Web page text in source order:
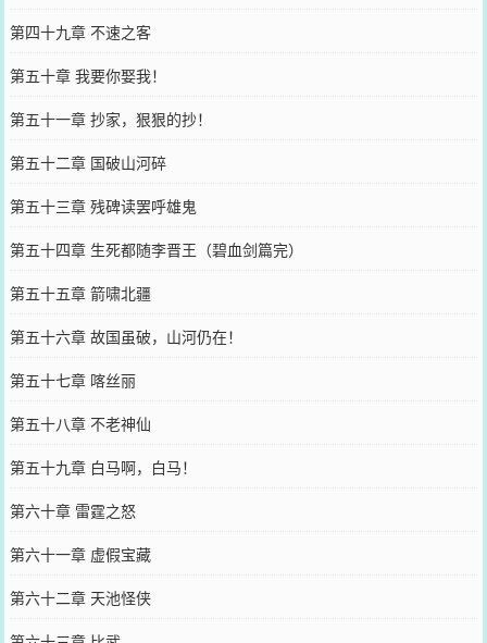
第四十九章 不速之客
第五十章 我要你娶我！
第五十一章 抄家，狠狠的抄！
第五十二章 国破山河碎
第五十三章 残碑读罢呼雄鬼
第五十四章 生死都随李晋王（碧血剑篇完）
第五十五章 箭啸北疆
第五十六章 故国虽破，山河仍在！
第五十七章 喀丝丽
第五十八章 不老神仙
第五十九章 白马啊，白马！
第六十章 雷霆之怒
第六十一章 虚假宝藏
第六十二章 天池怪侠